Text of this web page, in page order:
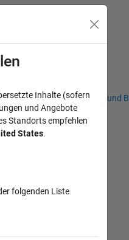
Studierende und
Inhalte (sofern
und Angebote
Standorts empfehlen
States.
folgenden Liste